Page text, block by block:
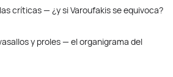
críticas — ¿y si Varoufakis se equivoca?
y proles — el organigrama del